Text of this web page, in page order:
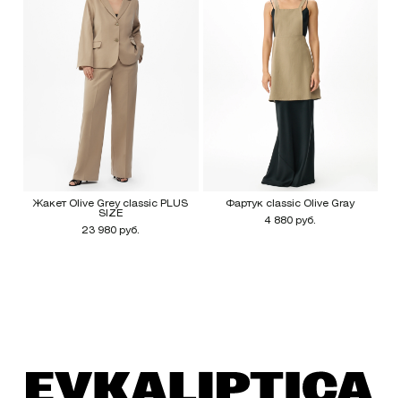
Жакет Olive Grey classic PLUS
SIZE
23 980 руб.
Фартук classic Olive Gray
4 880 руб.